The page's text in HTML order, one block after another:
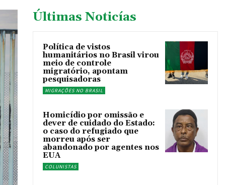
Últimas Noticías
Política de vistos
humanitários no Brasil virou
meio de controle
migratório, apontam
pesquisadoras
MIGRAÇÕES NO BRASIL
Homicídio por omissão e
dever de cuidado do Estado:
o caso do refugiado que
morreu após ser
abandonado por agentes nos
EUA
COLUNISTAS